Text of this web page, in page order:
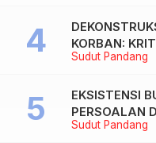
Sudut Pandang
KORBAN:
BIAS
PEREMPUAN
ARTIKEL
LAKI DI BALIK
Sudut Pandang
EKSISTENSI
PERSOALAN
DUNIA